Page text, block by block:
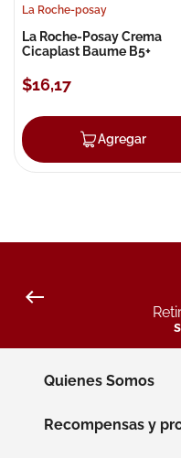
La Roche-posay
La Roche-Posay Crema
Cicaplast Baume B5+
$16,17
Agregar
Quienes Somos
Recompensas y